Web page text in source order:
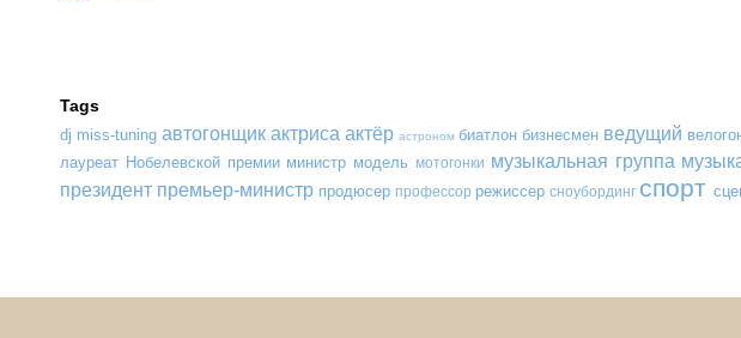
Tags
dj miss-tuning автогонщик актриса актёр астроном биатлон бизнесмен ведущий
лауреат Нобелевской премии министр модель мотогонки музыкальная группа
президент премьер-министр продюсер профессор режиссер сноубординг спорт